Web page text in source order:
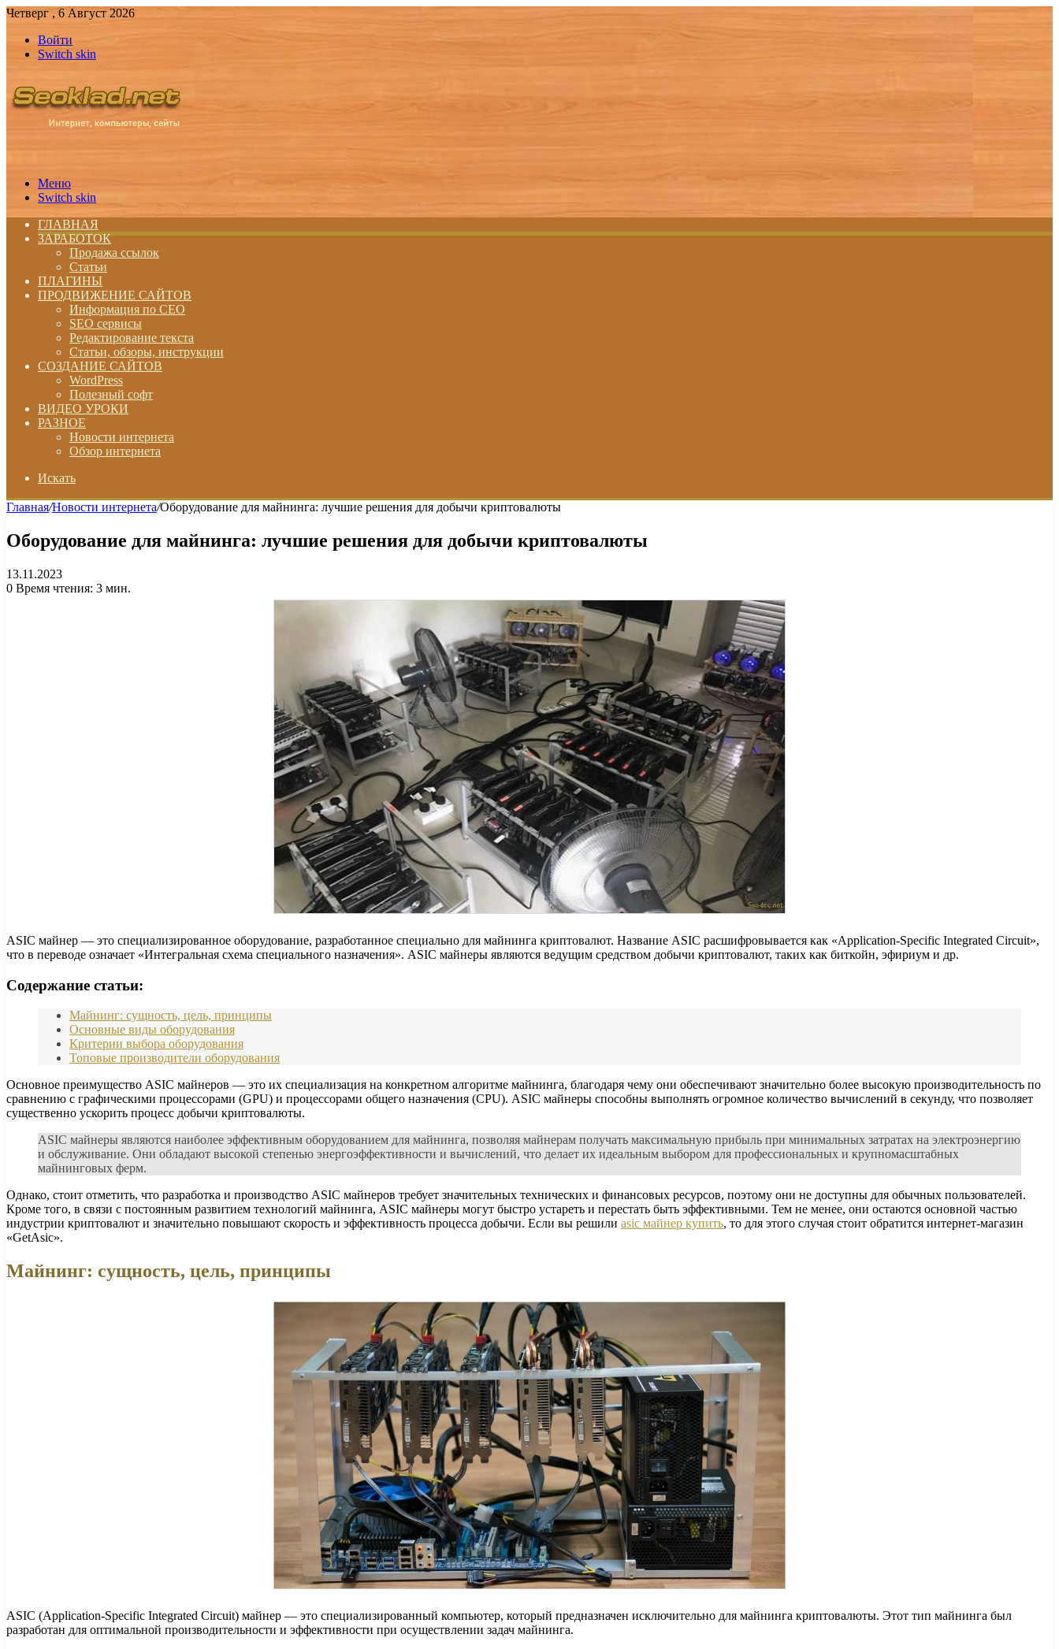
Четверг , 6 Август 2026
Войти
Switch skin
Меню
Switch skin
ГЛАВНАЯ
ЗАРАБОТОК
Продажа ссылок
Статьи
ПЛАГИНЫ
ПРОДВИЖЕНИЕ САЙТОВ
Информация по СЕО
SEO сервисы
Редактирование текста
Статьи, обзоры, инструкции
СОЗДАНИЕ САЙТОВ
WordPress
Полезный софт
ВИДЕО УРОКИ
РАЗНОЕ
Новости интернета
Обзор интернета
Искать
Главная/Новости интернета/Оборудование для майнинга: лучшие решения для добычи криптовалюты
Оборудование для майнинга: лучшие решения для добычи криптовалюты
13.11.2023
0 Время чтения: 3 мин.
ASIC майнер — это специализированное оборудование, разработанное специально для майнинга криптовалют. Название ASIC расшифровывается как «Application-Specific Integrated Circuit»,
что в переводе означает «Интегральная схема специального назначения». ASIC майнеры являются ведущим средством добычи криптовалют, таких как биткойн, эфириум и др.
Содержание статьи:
Майнинг: сущность, цель, принципы
Основные виды оборудования
Критерии выбора оборудования
Топовые производители оборудования
Основное преимущество ASIC майнеров — это их специализация на конкретном алгоритме майнинга, благодаря чему они обеспечивают значительно более высокую производительность по
сравнению с графическими процессорами (GPU) и процессорами общего назначения (CPU). ASIC майнеры способны выполнять огромное количество вычислений в секунду, что позволяет
существенно ускорить процесс добычи криптовалюты.
ASIC майнеры являются наиболее эффективным оборудованием для майнинга, позволяя майнерам получать максимальную прибыль при минимальных затратах на электроэнергию
и обслуживание. Они обладают высокой степенью энергоэффективности и вычислений, что делает их идеальным выбором для профессиональных и крупномасштабных
майнинговых ферм.
Однако, стоит отметить, что разработка и производство ASIC майнеров требует значительных технических и финансовых ресурсов, поэтому они не доступны для обычных пользователей.
Кроме того, в связи с постоянным развитием технологий майнинга, ASIC майнеры могут быстро устареть и перестать быть эффективными. Тем не менее, они остаются основной частью
индустрии криптовалют и значительно повышают скорость и эффективность процесса добычи. Если вы решили asic майнер купить, то для этого случая стоит обратится интернет-магазин
«GetAsic».
Майнинг: сущность, цель, принципы
ASIC (Application-Specific Integrated Circuit) майнер — это специализированный компьютер, который предназначен исключительно для майнинга криптовалюты. Этот тип майнинга был
разработан для оптимальной производительности и эффективности при осуществлении задач майнинга.